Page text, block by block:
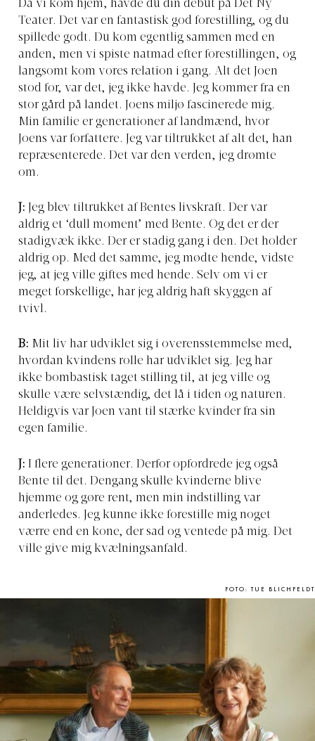
Da vi kom hjem, havde du din debut på Det Ny
Teater. Det var en fantastisk god forestilling, og du
spillede godt. Du kom egentlig sammen med en
anden, men vi spiste natmad efter forestillingen, og
langsomt kom vores relation i gang. Alt det Joen
stod for, var det, jeg ikke havde. Jeg kommer fra en
stor gård på landet. Joens miljø fascinerede mig.
Min familie er generationer af landmænd, hvor
Joens var forfattere. Jeg var tiltrukket af alt det, han
repræsenterede. Det var den verden, jeg drømte
om.
J: Jeg blev tiltrukket af Bentes livskraft. Der var
aldrig et ‘dull moment’ med Bente. Og det er der
stadigvæk ikke. Der er stadig gang i den. Det holder
aldrig op. Med det samme, jeg mødte hende, vidste
jeg, at jeg ville giftes med hende. Selv om vi er
meget forskellige, har jeg aldrig haft skyggen af
tvivl.
B: Mit liv har udviklet sig i overensstemmelse med,
hvordan kvindens rolle har udviklet sig. Jeg har
ikke bombastisk taget stilling til, at jeg ville og
skulle være selvstændig, det lå i tiden og naturen.
Heldigvis var Joen vant til stærke kvinder fra sin
egen familie.
J: I flere generationer. Derfor opfordrede jeg også
Bente til det. Dengang skulle kvinderne blive
hjemme og gøre rent, men min indstilling var
anderledes. Jeg kunne ikke forestille mig noget
værre end en kone, der sad og ventede på mig. Det
ville give mig kvælningsanfald.
FOTO: TUE BLICHFELDT